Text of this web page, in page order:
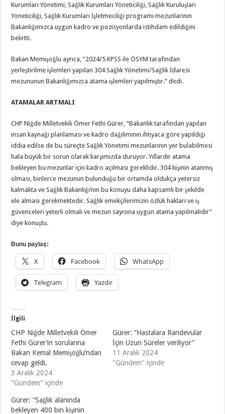
Kurumları Yönetimi, Sağlık Kurumları Yöneticiliği, Sağlık Kuruluşları
Yöneticiliği, Sağlık Kurumları İşletmeciliği programı mezunlarının
Bakanlığımızca uygun kadro ve pozisyonlarda istihdam edildiğini
belirtti.
Bakan Memişoğlu ayrıca, “2024/5 KPSS ile ÖSYM tarafından
yerleştirilme işlemleri yapılan 304 Sağlık Yönetimi/Sağlık İdaresi
mezununun Bakanlığımızca atama işlemleri yapılmıştır.” dedi.
ATAMALAR ARTMALI
CHP Niğde Milletvekili Ömer Fethi Gürer, “Bakanlık tarafından yapılan
insan kaynağı planlaması ve kadro dağılımının ihtiyaca göre yapıldığı
iddia edilse de bu süreçte Sağlık Yönetimi mezunlarının yer bulabilmesi
hala büyük bir sorun olarak karşımızda duruyor. Yıllardır atama
bekleyen bu mezunlar için kadro açılması gereklidir. 304 kişinin atanmış
olması, binlerce mezunun bulunduğu bir ortamda oldukça yetersiz
kalmakta ve Sağlık Bakanlığı’nın bu konuyu daha kapsamlı bir şekilde
ele alması gerekmektedir. Sağlık emekçilerimizin özlük hakları ve iş
güvenceleri yeterli olmalı ve mezun sayısına uygun atama yapılmalıdır”
diye konuştu.
Bunu paylaş:
X Facebook WhatsApp
Telegram Yazdır
İlgili
CHP Niğde Milletvekili Ömer
Fethi Gürer’in sorularına
Bakan Kemal Memişoğlu’ndan
cevap geldi.
3 Aralık 2024
"Gündem" içinde
Gürer: “Hastalara Randevular
İçin Uzun Süreler veriliyor”
11 Aralık 2024
"Gündem" içinde
Gürer: “Sağlık alanında
bekleyen 400 bin kişinin